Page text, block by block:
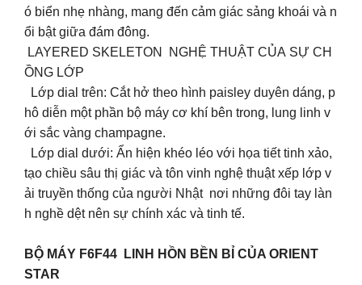
ó biển nhẹ nhàng, mang đến cảm giác sảng khoái và n
ổi bật giữa đám đông.
LAYERED SKELETON NGHỆ THUẬT CỦA SỰ CH
ỒNG LỚP
Lớp dial trên: Cắt hở theo hình paisley duyên dáng, p
hô diễn một phần bộ máy cơ khí bên trong, lung linh v
ới sắc vàng champagne.
Lớp dial dưới: Ẩn hiện khéo léo với họa tiết tinh xảo,
tạo chiều sâu thị giác và tôn vinh nghệ thuật xếp lớp v
ải truyền thống của người Nhật nơi những đôi tay làn
h nghề dệt nên sự chính xác và tinh tế.
BỘ MÁY F6F44 LINH HỒN BỀN BỈ CỦA ORIENT
STAR